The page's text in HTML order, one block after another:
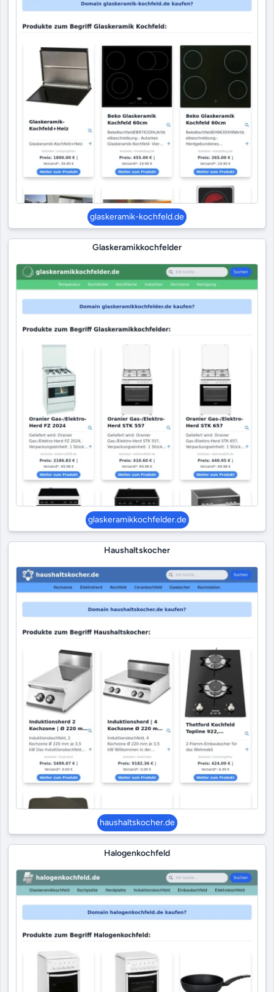
glaskeramik-kochfeld.de
Glaskeramikkochfelder
glaskeramikkochfelder.de
Haushaltskocher
haushaltskocher.de
Halogenkochfeld